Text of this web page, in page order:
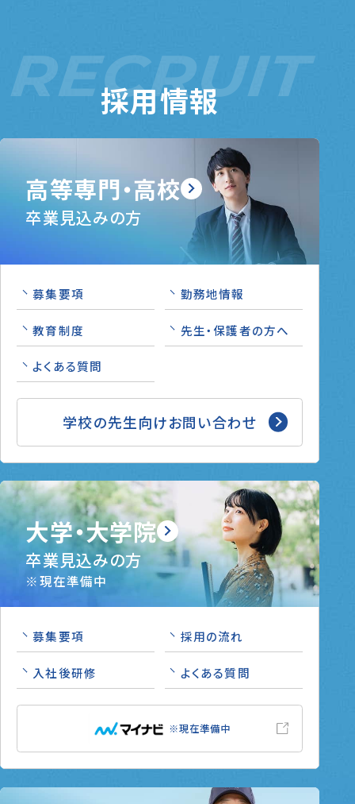
RECRUIT
採用情報
高等専門・高校
卒業見込みの方
募集要項 勤務地情報
教育制度 先生・保護者の方へ
よくある質問
学校の先生向けお問い合わせ
大学・大学院
卒業見込みの方
※現在準備中
募集要項 採用の流れ
入社後研修 よくある質問
※現在準備中